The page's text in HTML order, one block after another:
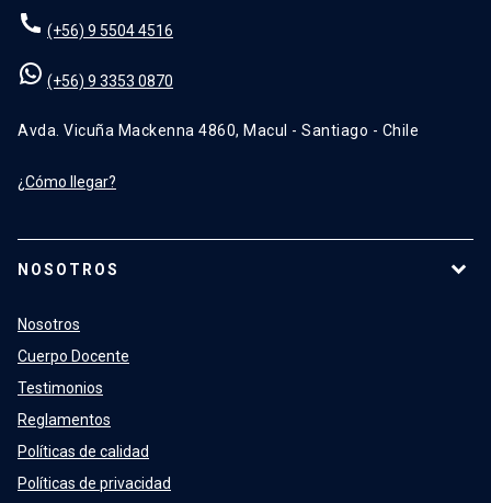
(+56) 9 5504 4516
(+56) 9 3353 0870
Avda. Vicuña Mackenna 4860, Macul - Santiago - Chile
¿Cómo llegar?
NOSOTROS
Nosotros
Cuerpo Docente
Testimonios
Reglamentos
Políticas de calidad
Políticas de privacidad